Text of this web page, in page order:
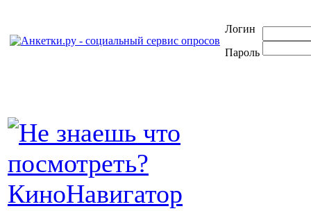
Логин
Пароль